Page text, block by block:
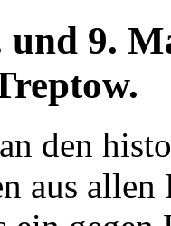
9.
den
aus